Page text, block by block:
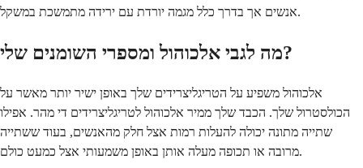
אנשים אך בדרך כלל מגמה יורדת עם ירידה מתמשכת במשקל.
מה לגבי אלכוהול ומספרי השומנים שלי?
אלכוהול משפיע על הטריגליצרידים שלך באופן ישיר יותר מאשר על
הכולסטרול שלך. הכבד שלך ממיר אלכוהול לטריגליצרידים די מהר. אפילו
שתייה מתונה יכולה להעלות רמות אצל חלק מהאנשים, בעוד ששתייה
מרובה או תכופה מעלה אותן באופן משמעותי אצל כמעט כולם.